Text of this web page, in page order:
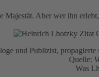
Aber wer ihn
und Publizist,
Quelle:
Was